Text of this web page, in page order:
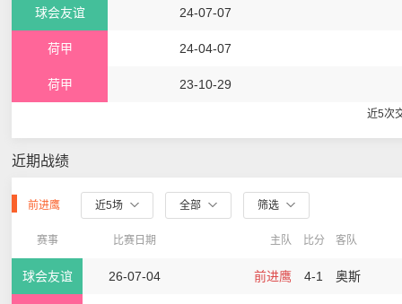
球会友谊 24-07-07
荷甲 24-04-07
荷甲 23-10-29
近5次
近期战绩
前进鹰 近5场 全部 筛选
赛事 比赛日期 主队 比分 客队
球会友谊 26-07-04 前进鹰 4-1 奥斯